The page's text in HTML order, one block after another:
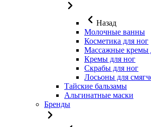
Назад
Молочные ванны
Косметика для ног
Массажные кремы
Кремы для ног
Скрабы для ног
Лосьоны для
Тайские бальзамы
Альгинатные маски
Бренды